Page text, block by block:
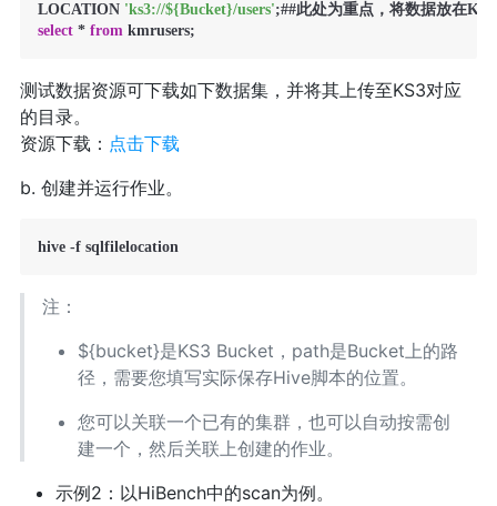
LOCATION 'ks3://${Bucket}/users'
select * from kmrusers;
测试数据资源可下载如下数据集，并将其上传至KS3对应
的目录。
资源下载： 点击下载
b. 创建并运行作业。
hive -f sqlfilelocation
注：
${bucket}是KS3 Bucket，path是Bucket上的路
径，需要您填写实际保存Hive脚本的位置。
您可以关联一个已有的集群，也可以自动按需创
建一个，然后关联上创建的作业。
示例2：以HiBench中的scan为例。